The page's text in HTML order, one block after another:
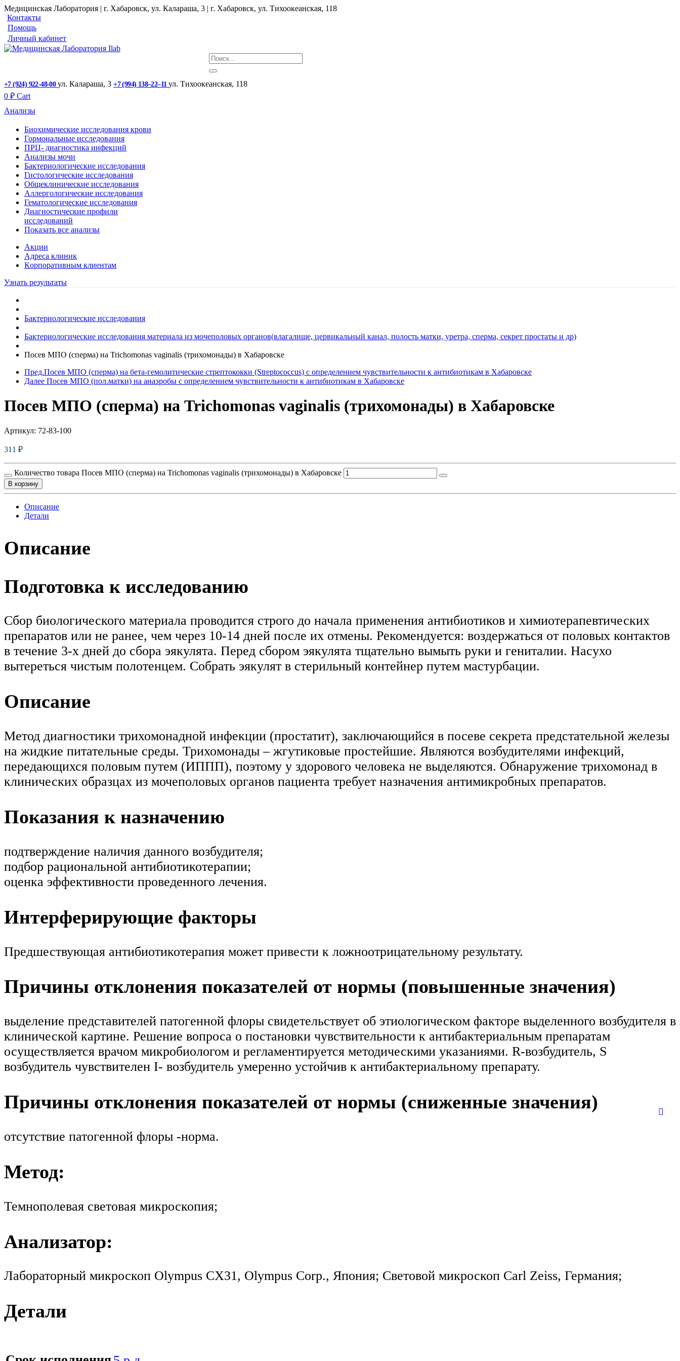
Медицинская Лаборатория | г. Хабаровск, ул. Калараша, 3 | г. Хабаровск, ул. ​Тихоокеанская, 118
Контакты
Помощь
Личный кабинет
+7 (924) 922-48-00 ул. ​Калараша, 3 +7 (994) 138‒22‒11 ул. ​Тихоокеанская, 118
0 ₽ Cart
Анализы
Биохимические исследования крови
Гормональные исследования
ПРЦ- диагностика инфекций
Анализы мочи
Бактериологические исследования
Гистологические исследования
Общеклинические исследования
Аллергологические исследования
Гематологические исследования
Диагностические профили
исследований
Показать все анализы
Акции
Адреса клиник
Кoрпоративным клиентам
Узнать результаты
Бактериологические исследования
Бактериологические исследования материала из мочеполовых органов(влагалище, цервикальный канал, полость матки, уретра, сперма, секрет простаты и др)
Посев МПО (сперма) на Trichomonas vaginalis (трихомонады) в Хабаровске
Пред.Посев МПО (сперма) на бета-гемолитические стрептококки (Streptococcus) с определением чувcтвительности к антибиотикам в Хабаровске
Далее Посев МПО (пол.матки) на анаэробы с определением чувcтвительности к антибиотикам в Хабаровске
Посев МПО (сперма) на Trichomonas vaginalis (трихомонады) в Хабаровске
Артикул: 72-83-100
311 ₽
Количество товара Посев МПО (сперма) на Trichomonas vaginalis (трихомонады) в Хабаровске
В корзину
Описание
Детали
Описание
Подготовка к исследованию
Сбор биологического материала проводится строго до начала применения антибиотиков и химиотерапевтических
препаратов или не ранее, чем через 10-14 дней после их отмены. Рекомендуется: воздержаться от половых контактов
в течение 3-х дней до сбора эякулята. Перед сбором эякулята тщательно вымыть руки и гениталии. Насухо
вытереться чистым полотенцем. Собрать эякулят в стерильный контейнер путем мастурбации.
Описание
Метод диагностики трихомонадной инфекции (простатит), заключающийся в посеве секрета предстательной железы
на жидкие питательные среды. Трихомонады – жгутиковые простейшие. Являются возбудителями инфекций,
передающихся половым путем (ИППП), поэтому у здорового человека не выделяются. Обнаружение трихомонад в
клинических образцах из мочеполовых органов пациента требует назначения антимикробных препаратов.
Показания к назначению
подтверждение наличия данного возбудителя;
подбор рациональной антибиотикотерапии;
оценка эффективности проведенного лечения.
Интерферирующие факторы
Предшествующая антибиотикотерапия может привести к ложноотрицательному результату.
Причины отклонения показателей от нормы (повышенные значения)
выделение представителей патогенной флоры свидетельствует об этиологическом факторе выделенного возбудителя в
клинической картине. Решение вопроса о постановки чувствительности к антибактериальным препаратам
осуществляется врачом микробиологом и регламентируется методическими указаниями. R-возбудитель, S
возбудитель чувствителен I- возбудитель умеренно устойчив к антибактериальному препарату.
Причины отклонения показателей от нормы (сниженные значения)
отсутствие патогенной флоры -норма.
Метод:
Темнополевая световая микроскопия;
Анализатор:
Лабораторный микроскоп Olympus CX31, Olympus Corp., Япония; Световой микроскоп Carl Zeiss, Германия;
Детали